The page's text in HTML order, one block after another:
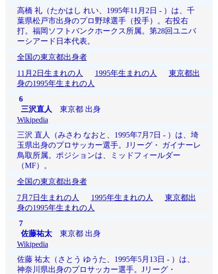
高橋 礼（たかはし れい、1995年11月2日 - ）は、千
葉県松戸市出身のプロ野球選手（投手）。右投右
打。福岡ソフトバンクホークス所属。第28回ユニバ
ーシアード日本代表。
全国の東京都出身者
11月2日生まれの人
1995年生まれの人
東京都出
身の1995年生まれの人
6
三沢直人 東京都 出身
Wikipedia
三沢 直人（みさわ なおと、1995年7月7日 - ）は、埼
玉県出身のプロサッカー選手。Jリーグ・ ガイナーレ
鳥取所属。ポジションは、ミッドフィールダー
（MF）。
全国の東京都出身者
7月7日生まれの人
1995年生まれの人
東京都出
身の1995年生まれの人
7
佐藤祐太東京都 出身
Wikipedia
佐藤 祐太（さとう ゆうた、1995年5月13日 - ）は、
神奈川県出身のプロサッカー選手。Jリーグ・